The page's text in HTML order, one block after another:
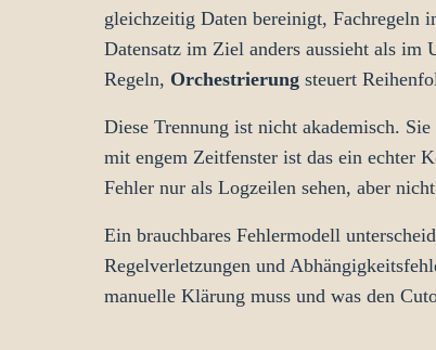
gleichzeitig Daten bereinigt, Fachregeln
Datensatz im Ziel anders aussieht als im
Regeln, Orchestrierung steuert
Diese Trennung ist nicht akademisch.
mit engem Zeitfenster ist das ein echter
Fehler nur als Logzeilen sehen, aber
Ein brauchbares Fehlermodell
Regelverletzungen und
manuelle Klärung muss und was den